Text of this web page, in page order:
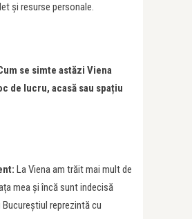
și resurse personale.
se simte astăzi Viena
de lucru, acasă sau spațiu
La Viena am trăit mai mult de
mea și încă sunt indecisă
Bucureștiul reprezintă cu